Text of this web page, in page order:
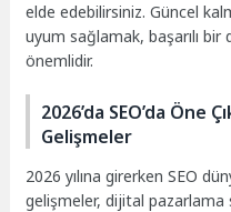
elde edebilirsiniz. Güncel
uyum sağlamak, başarılı
önemlidir.
2026’da SEO’da Öne
Gelişmeler
2026 yılına girerken SEO
gelişmeler, dijital